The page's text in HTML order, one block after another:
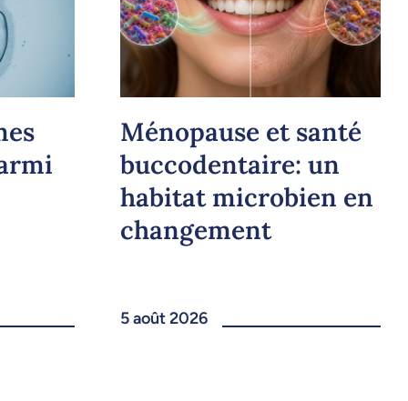
Ménopause et santé
buccodentaire: un
habitat microbien en
changement
5 août 2026